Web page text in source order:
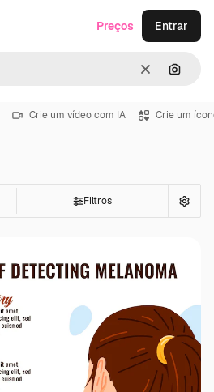
Limpar
Preços Entrar
Crie um vídeo com IA Crie um
Filtros